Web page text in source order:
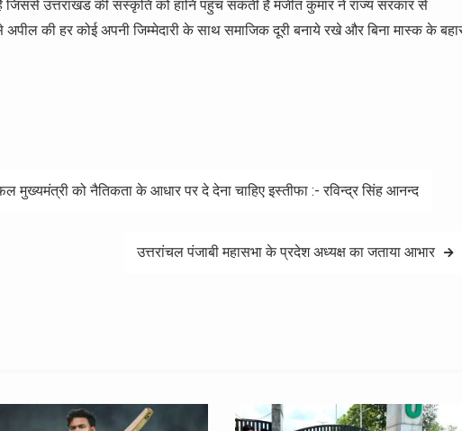
जिससे उत्तराखंड की संस्कृति को हानि पहुंच सकती है मंजीत कुमार ने राज्य सरकार से
की हर कोई अपनी जिम्मेदारी के साथ समाजिक दूरी बनाये रखे और बिना मास्क के
मुख्यमंत्री को नैतिकता के आधार पर दे देना चाहिए इस्तीफा :- रविन्द्र सिंह आनन्द
उत्तरांचल पंजाबी महासभा के प्रदेश अध्यक्ष का जताया आभार